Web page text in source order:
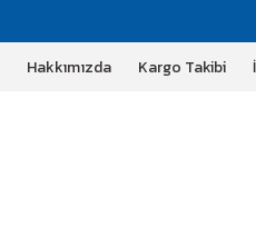
Hakkımızda Kargo Takibi